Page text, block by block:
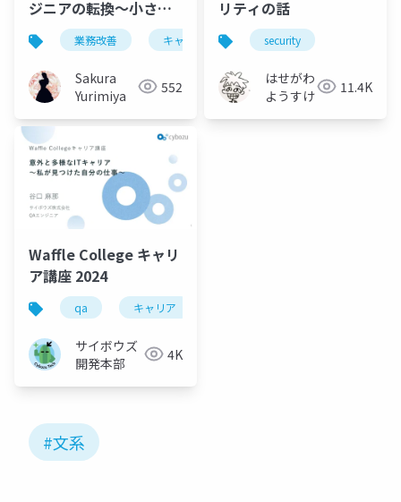
ジニアの転換～小さな
効率化がキャリアを変
えた話～
業務改善 キャリア
Sakura
Yurimiya
552
リティの話
security
はせがわ
ようすけ
11.4K
Waffle College キャリ
ア講座 2024
qa キャリア
サイボウズ
開発本部
4K
#文系